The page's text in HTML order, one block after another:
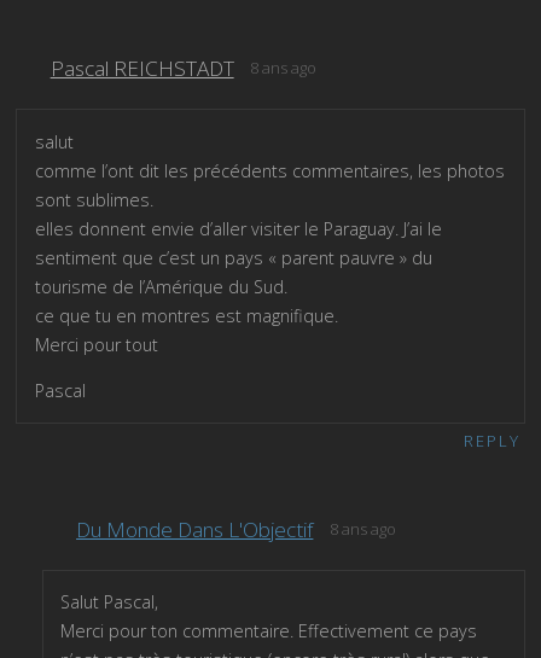
Pascal REICHSTADT 8 ans ago
salut
comme l’ont dit les précédents commentaires, les photos
sont sublimes.
elles donnent envie d’aller visiter le Paraguay. J’ai le
sentiment que c’est un pays « parent pauvre » du
tourisme de l’Amérique du Sud.
ce que tu en montres est magnifique.
Merci pour tout
Pascal
REPLY
Du Monde Dans L'Objectif 8 ans ago
Salut Pascal,
Merci pour ton commentaire. Effectivement ce pays